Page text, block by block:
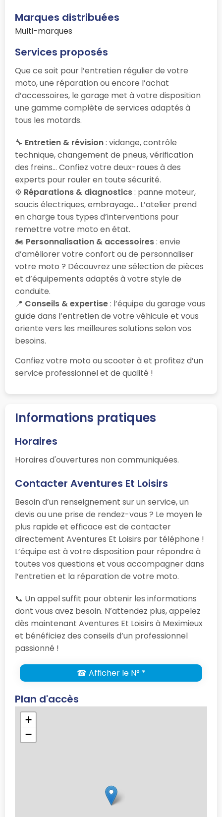
Marques distribuées
Multi-marques
Services proposés
Que ce soit pour l’entretien régulier de votre
moto, une réparation ou encore l’achat
d’accessoires, le garage met à votre disposition
une gamme complète de services adaptés à
tous les motards.
🔧 Entretien & révision: vidange, contrôle
technique, changement de pneus, vérification
des freins… Confiez votre deux-roues à des
experts pour rouler en toute sécurité.
⚙️ Réparations & diagnostics: panne moteur,
soucis électriques, embrayage… L’atelier prend
en charge tous types d’interventions pour
remettre votre moto en état.
🏍️ Personnalisation & accessoires: envie
d’améliorer votre confort ou de personnaliser
votre moto ? Découvrez une sélection de pièces
et d’équipements adaptés à votre style de
conduite.
📍 Conseils & expertise: l’équipe du garage vous
guide dans l’entretien de votre véhicule et vous
oriente vers les meilleures solutions selon vos
besoins.
Confiez votre moto ou scooter àet profitez d’un
service professionnel et de qualité !
Informations pratiques
Horaires
Horaires d'ouvertures non communiquées.
Contacter Aventures Et Loisirs
Besoin d’un renseignement sur un service, un
devis ou une prise de rendez-vous ? Le moyen le
plus rapide et efficace est de contacter
directement Aventures Et Loisirs par téléphone !
L’équipe est à votre disposition pour répondre à
toutes vos questions et vous accompagner dans
l’entretien et la réparation de votre moto.
📞 Un appel suffit pour obtenir les informations
dont vous avez besoin. N’attendez plus, appelez
dès maintenant Aventures Et Loisirs à Meximieux
et bénéficiez des conseils d’un professionnel
passionné !
☎ Afficher le N° *
Plan d'accès
+
−